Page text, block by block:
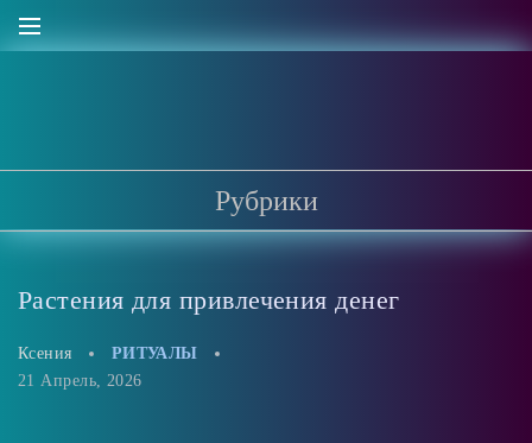
Рубрики
Растения для привлечения денег
Ксения
РИТУАЛЫ
21 Апрель, 2026